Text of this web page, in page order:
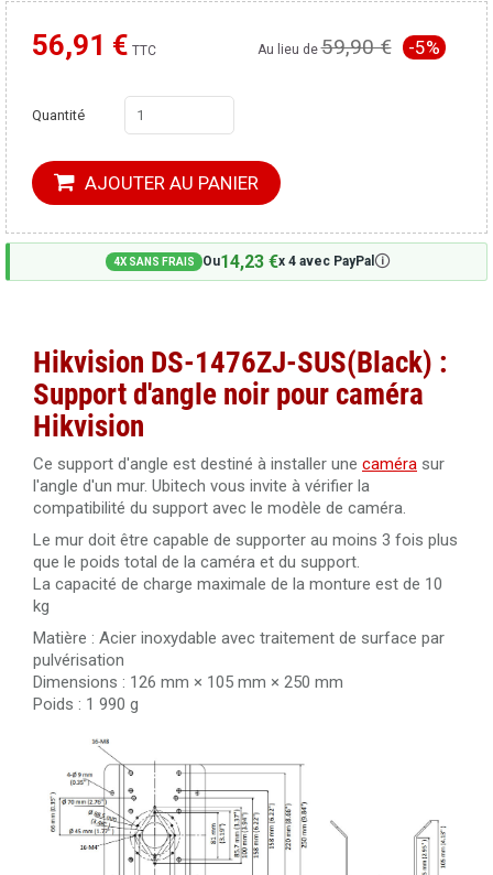
56,91 € TTC
Moins cher ailleurs ? Au lieu de59,90 € -5%
Quantité
AJOUTER AU PANIER
4X SANS FRAIS Ou14,23 €x 4 avec PayPal 🛈
Hikvision DS-1476ZJ-SUS(Black) :
Support d'angle noir pour caméra
Hikvision
Ce support d'angle est destiné à installer une caméra sur
l'angle d'un mur. Ubitech vous invite à vérifier la
compatibilité du support avec le modèle de caméra.
Le mur doit être capable de supporter au moins 3 fois plus
que le poids total de la caméra et du support.
La capacité de charge maximale de la monture est de 10
kg
Matière : Acier inoxydable avec traitement de surface par
pulvérisation
Dimensions : 126 mm × 105 mm × 250 mm
Poids : 1 990 g